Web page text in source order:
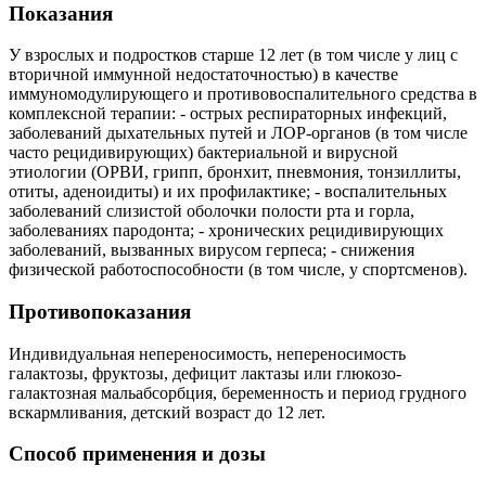
Показания
У взрослых и подростков старше 12 лет (в том числе у лиц с
вторичной иммунной недостаточностью) в качестве
иммуномодулирующего и противовоспалительного средства в
комплексной терапии: - острых респираторных инфекций,
заболеваний дыхательных путей и ЛОР-органов (в том числе
часто рецидивирующих) бактериальной и вирусной
этиологии (ОРВИ, грипп, бронхит, пневмония, тонзиллиты,
отиты, аденоидиты) и их профилактике; - воспалительных
заболеваний слизистой оболочки полости рта и горла,
заболеваниях пародонта; - хронических рецидивирующих
заболеваний, вызванных вирусом герпеса; - снижения
физической работоспособности (в том числе, у спортсменов).
Противопоказания
Индивидуальная непереносимость, непереносимость
галактозы, фруктозы, дефицит лактазы или глюкозо-
галактозная мальабсорбция, беременность и период грудного
вскармливания, детский возраст до 12 лет.
Способ применения и дозы